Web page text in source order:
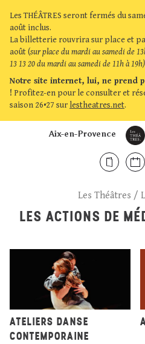
Les THÉÂTRES seront fermés du
août inclus.
La billetterie rouvrira sur place et
août (sur place du mardi au samedi de
13 13 20 du mardi au samedi de 11h à 19h)
Notre site internet, lui, ne prend
! Profitez-en pour le consulter et
saison 26•27 sur lestheatres.net.
Aix-en-Provence
Les Théâtres /
LES ACTIONS DE
ATELIERS DANSE
CONTEMPORAINE